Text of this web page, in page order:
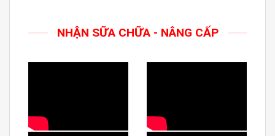
NHẬN SỮA CHỮA - NÂNG CẤP